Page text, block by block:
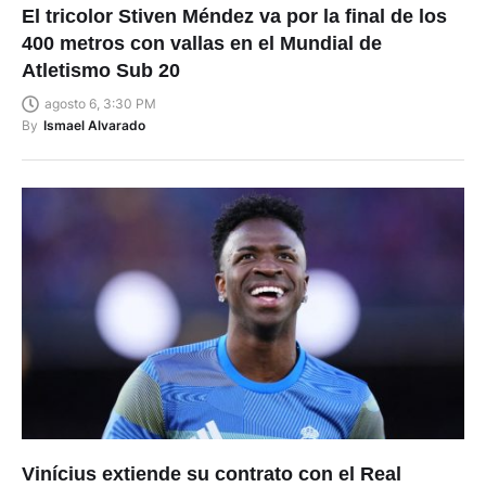
El tricolor Stiven Méndez va por la final de los
400 metros con vallas en el Mundial de
Atletismo Sub 20
agosto 6, 3:30 PM
By Ismael Alvarado
Vinícius extiende su contrato con el Real